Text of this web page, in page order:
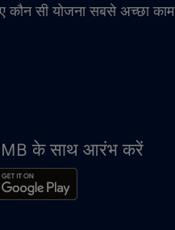
सी योजना सबसे अच्छा काम
के साथ आरंभ करें